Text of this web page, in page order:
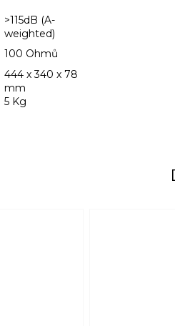
>115dB (A-
weighted)
100 Ohmů
444 x 340 x 78
mm
5 Kg